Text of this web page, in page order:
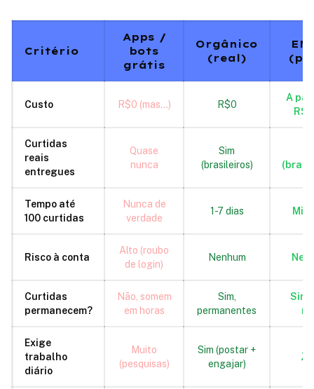
Critério
Apps /
bots
grátis
Orgânico
(real)
Custo R$0 (mas...) R$0
A
Curtidas
reais
entregues
Quase
nunca
Sim
(brasileiros)
Tempo até
100 curtidas
Nunca de
verdade
1-7 dias
Risco à conta
Alto (roubo
de login)
Nenhum
Curtidas
permanecem?
Não, somem
em horas
Sim,
permanentes
Sim,
Exige
trabalho
diário
Muito
(pesquisas)
Sim (postar +
engajar)